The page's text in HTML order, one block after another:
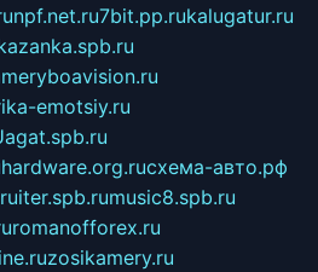
npf.net.ru7bit.pp.rukalugatur.ru
emotsiy.ru
agat.spb.ru
hardware.org.ruсхема-авто.рф
music8.spb.ru
romanofforex.ru
zosikamery.ru